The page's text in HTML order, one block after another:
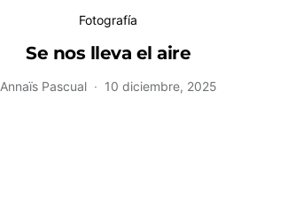
Fotografía
Se nos lleva el aire
Annaïs Pascual 10 diciembre, 2025